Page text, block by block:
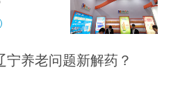
宁养老问题新解药？